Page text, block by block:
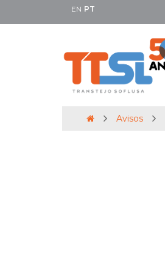
EN PT
Avisos